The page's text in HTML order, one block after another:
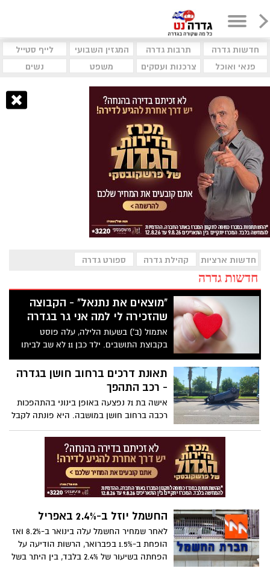
חדשות גדרה תרבות גדרה המגזין השבועי
לייף סטייל
פנאי ואוכל
צרכנות ועסקים משפט נשים
חדשות ארציות קהילת גדרה ספורט גדרה
חדשות גדרה
"מוצאים את נתנאל" - הקבוצה
שהזכירה לי למה אני גר בגדרה
אתמול (ב') בשעות הלילה, עלה פוסט
בקבוצת התושבים. ילד כבן 11 לא שב לביתו
מספר שעות וההורים המודאגים אובדי עצות.
תוך מספר דקות מאות תושבים יצאו לרחוב
לחפש אותו. לשמחתנו הסוף טוב ואפילו קצת
תאונת דרכים ברחוב חושן בגדרה
- רכב התהפך
אישה בת 71 נפצעה באופן בינוני בהתהפכות
רכבה ברחוב חושן במושבה. היא פונתה לקבל
טיפול רפואי בבית החולים
החשמל יוזל ב-2.4% באפריל
לאחר שמחיר החשמל עלה בינואר ב-8.2% ואז
הופחת ב-1.5% בפברואר, הרשות הודיעה על
הפחתה בשיעור של 2.4% בלבד, בין היתר בשל